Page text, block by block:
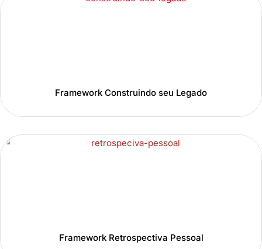
Framework Construindo seu Legado
Framework Retrospectiva Pessoal